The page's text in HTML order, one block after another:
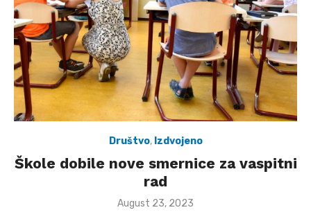
Društvo, Izdvojeno
Škole dobile nove smernice za vaspitni
rad
Posted
August 23, 2023